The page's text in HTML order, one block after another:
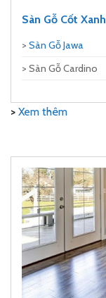
Sàn Gỗ Cốt Xanh
> Sàn Gỗ Jawa
> Sàn Gỗ Cardino
> Xem thêm